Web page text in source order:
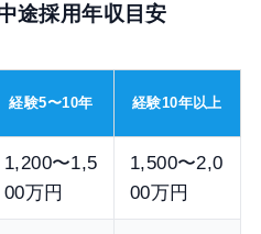
途採用年収目安
経験5〜10年 経験10年以上
1,200〜1,5
00万円
1,500〜2,0
00万円